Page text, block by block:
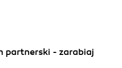
partnerski - zarabiaj